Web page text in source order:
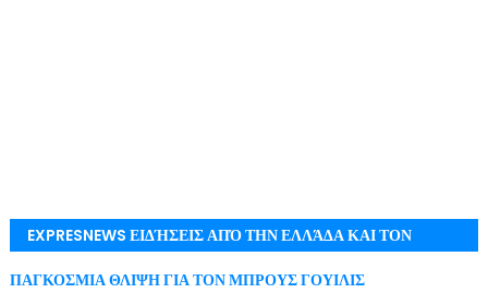
EXPRESNEWS ΕΙΔΉΣΕΙΣ ΑΠΌ ΤΗΝ ΕΛΛΆΔΑ ΚΑΙ ΤΟΝ
ΠΑΓΚΟΣΜΙΑ ΘΛΙΨΗ ΓΙΑ ΤΟΝ ΜΠΡΟΥΣ ΓΟΥΙΛΙΣ